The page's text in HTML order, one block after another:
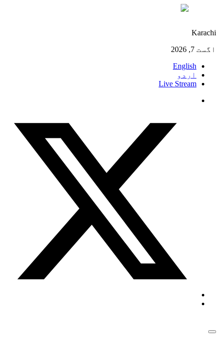
Karachi
اگست 7, 2026
English
اردو
Live Stream